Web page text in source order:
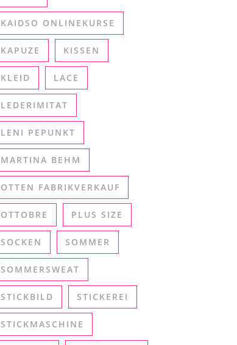
KAIDSO ONLINEKURSE
KAPUZE KISSEN
KLEID LACE
LEDERIMITAT
LENI PEPUNKT
MARTINA BEHM
OTTEN FABRIKVERKAUF
OTTOBRE PLUS SIZE
SOCKEN SOMMER
SOMMERSWEAT
STICKBILD STICKEREI
STICKMASCHINE